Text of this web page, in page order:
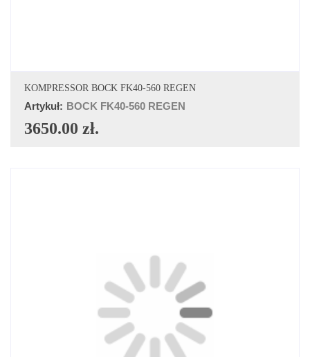
DODAJ DO KOSZYKA
KOMPRESSOR BOCK FK40-560 REGEN
Artykuł: BOCK FK40-560 REGEN
3650.00 zł.